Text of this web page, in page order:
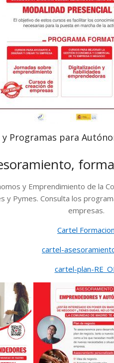
Programas para
y Emprendimiento de la
y Pymes. Consulta los
empresas.
Cartel Formacion
cartel-
cartel-plan-